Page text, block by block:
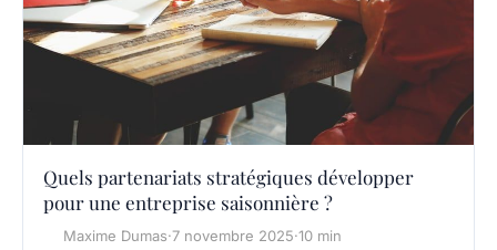
Quels partenariats stratégiques développer
pour une entreprise saisonnière ?
Maxime Dumas·7 novembre 2025·10 min